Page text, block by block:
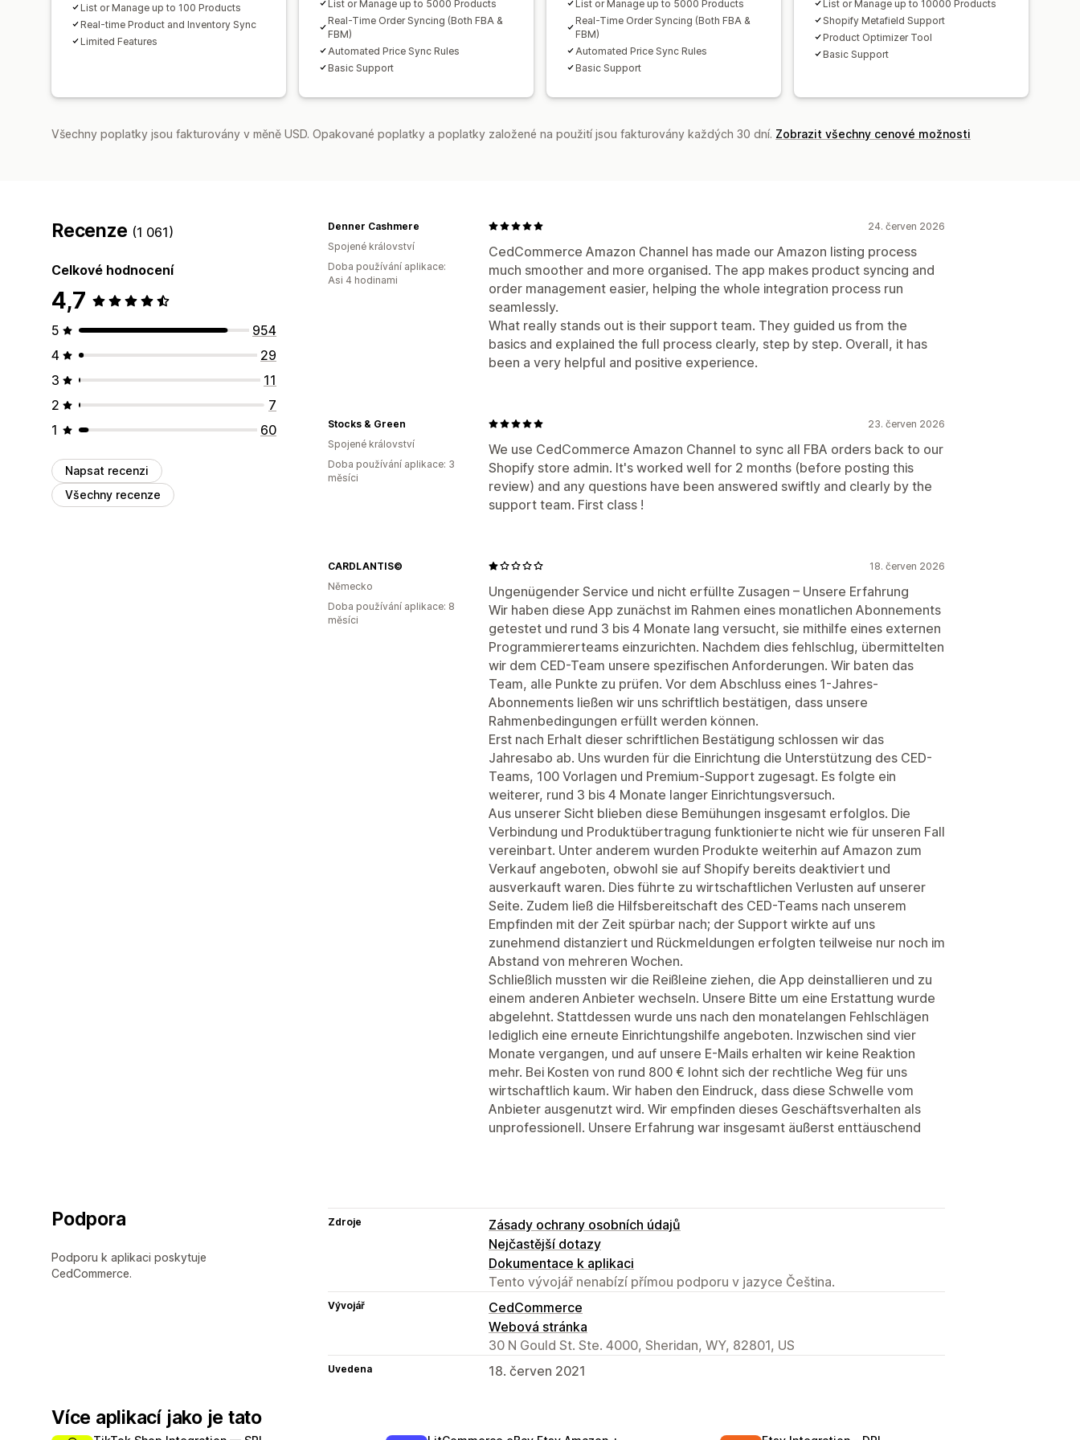
List or Manage up to 100 Products
Real-time Product and Inventory Sync
Limited Features
List or Manage up to 5000 Products
Real-Time Order Syncing (Both FBA &
FBM)
Automated Price Sync Rules
Basic Support
List or Manage up to 5000 Products
Real-Time Order Syncing (Both FBA &
FBM)
Automated Price Sync Rules
Basic Support
List or Manage up to 10000 Products
Shopify Metafield Support
Product Optimizer Tool
Basic Support
Všechny poplatky jsou fakturovány v měně USD. Opakované poplatky a poplatky založené na použití jsou fakturovány každých 30 dní. Zobrazit všechny cenové možnosti
Recenze (1 061)
Celkové hodnocení
4,7
5
954
4
29
3
11
2
7
1
60
Napsat recenzi
Všechny recenze
24. červen 2026
CedCommerce Amazon Channel has made our Amazon listing process
much smoother and more organised. The app makes product syncing and
order management easier, helping the whole integration process run
seamlessly.
What really stands out is their support team. They guided us from the
basics and explained the full process clearly, step by step. Overall, it has
been a very helpful and positive experience.
Denner Cashmere
Spojené království
Doba používání aplikace:
Asi 4 hodinami
23. červen 2026
We use CedCommerce Amazon Channel to sync all FBA orders back to our
Shopify store admin. It's worked well for 2 months (before posting this
review) and any questions have been answered swiftly and clearly by the
support team. First class !
Stocks & Green
Spojené království
Doba používání aplikace: 3
měsíci
18. červen 2026
Ungenügender Service und nicht erfüllte Zusagen – Unsere Erfahrung
Wir haben diese App zunächst im Rahmen eines monatlichen Abonnements
getestet und rund 3 bis 4 Monate lang versucht, sie mithilfe eines externen
Programmiererteams einzurichten. Nachdem dies fehlschlug, übermittelten
wir dem CED-Team unsere spezifischen Anforderungen. Wir baten das
Team, alle Punkte zu prüfen. Vor dem Abschluss eines 1-Jahres-
Abonnements ließen wir uns schriftlich bestätigen, dass unsere
Rahmenbedingungen erfüllt werden können.
Erst nach Erhalt dieser schriftlichen Bestätigung schlossen wir das
Jahresabo ab. Uns wurden für die Einrichtung die Unterstützung des CED-
Teams, 100 Vorlagen und Premium-Support zugesagt. Es folgte ein
weiterer, rund 3 bis 4 Monate langer Einrichtungsversuch.
Aus unserer Sicht blieben diese Bemühungen insgesamt erfolglos. Die
Verbindung und Produktübertragung funktionierte nicht wie für unseren Fall
vereinbart. Unter anderem wurden Produkte weiterhin auf Amazon zum
Verkauf angeboten, obwohl sie auf Shopify bereits deaktiviert und
ausverkauft waren. Dies führte zu wirtschaftlichen Verlusten auf unserer
Seite. Zudem ließ die Hilfsbereitschaft des CED-Teams nach unserem
Empfinden mit der Zeit spürbar nach; der Support wirkte auf uns
zunehmend distanziert und Rückmeldungen erfolgten teilweise nur noch im
Abstand von mehreren Wochen.
Schließlich mussten wir die Reißleine ziehen, die App deinstallieren und zu
einem anderen Anbieter wechseln. Unsere Bitte um eine Erstattung wurde
abgelehnt. Stattdessen wurde uns nach den monatelangen Fehlschlägen
lediglich eine erneute Einrichtungshilfe angeboten. Inzwischen sind vier
Monate vergangen, und auf unsere E-Mails erhalten wir keine Reaktion
mehr. Bei Kosten von rund 800 € lohnt sich der rechtliche Weg für uns
wirtschaftlich kaum. Wir haben den Eindruck, dass diese Schwelle vom
Anbieter ausgenutzt wird. Wir empfinden dieses Geschäftsverhalten als
unprofessionell. Unsere Erfahrung war insgesamt äußerst enttäuschend
CARDLANTIS©
Německo
Doba používání aplikace: 8
měsíci
Podpora
Podporu k aplikaci poskytuje
CedCommerce.
Zdroje
Zásady ochrany osobních údajů
Nejčastější dotazy
Dokumentace k aplikaci
Tento vývojář nenabízí přímou podporu v jazyce Čeština.
Vývojář
CedCommerce
Webová stránka
30 N Gould St. Ste. 4000, Sheridan, WY, 82801, US
Uvedena 18. červen 2021
Více aplikací jako je tato